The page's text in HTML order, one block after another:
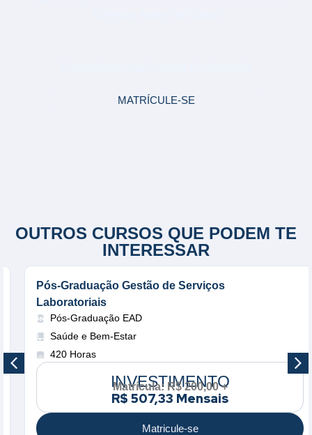
MATRÍCULE-SE
OUTROS CURSOS QUE PODEM TE
INTERESSAR
Pós-Graduação Gestão de Serviços
Laboratoriais
Pós-Graduação EAD
Saúde e Bem-Estar
420 Horas
Matricule-se
INVESTIMENTO
Matrícula: R$ 200,00 +
R$ 507,33 Mensais